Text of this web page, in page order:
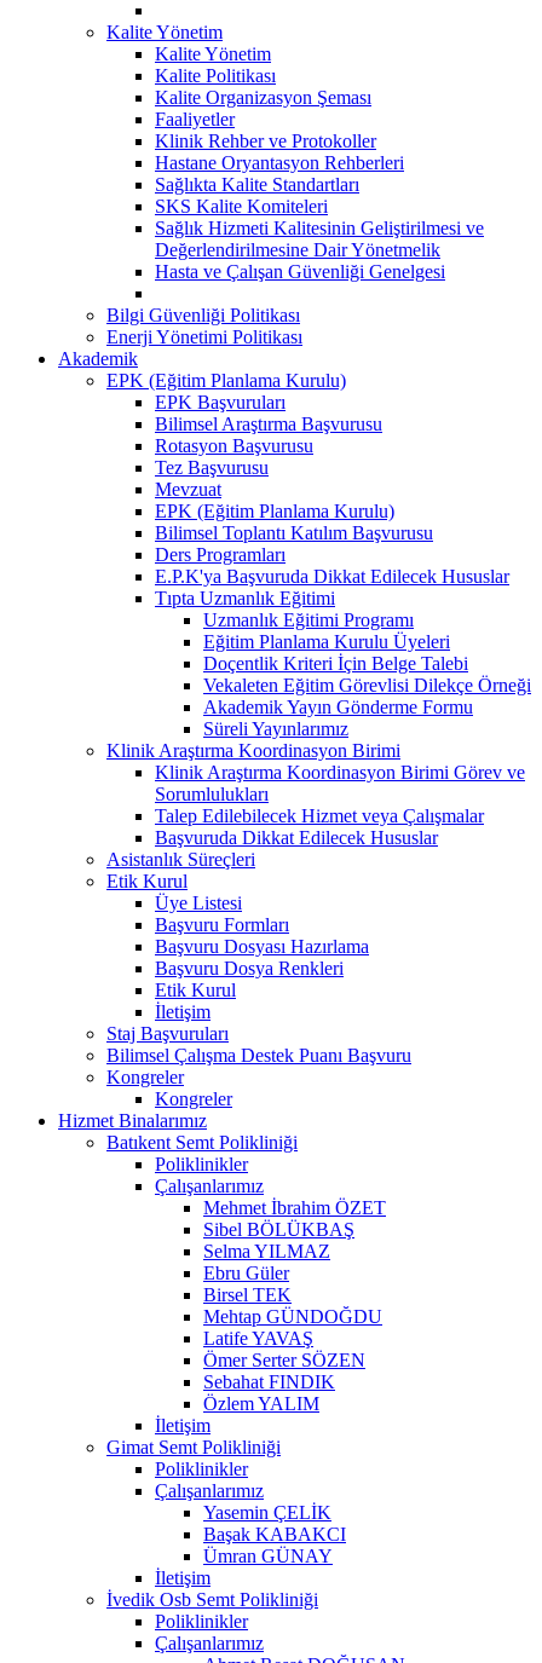
Kalite Yönetim
Kalite Yönetim
Kalite Politikası
Kalite Organizasyon Şeması
Faaliyetler
Klinik Rehber ve Protokoller
Hastane Oryantasyon Rehberleri
Sağlıkta Kalite Standartları
SKS Kalite Komiteleri
Sağlık Hizmeti Kalitesinin Geliştirilmesi ve
Değerlendirilmesine Dair Yönetmelik
Hasta ve Çalışan Güvenliği Genelgesi
Bilgi Güvenliği Politikası
Enerji Yönetimi Politikası
Akademik
EPK (Eğitim Planlama Kurulu)
EPK Başvuruları
Bilimsel Araştırma Başvurusu
Rotasyon Başvurusu
Tez Başvurusu
Mevzuat
EPK (Eğitim Planlama Kurulu)
Bilimsel Toplantı Katılım Başvurusu
Ders Programları
E.P.K'ya Başvuruda Dikkat Edilecek Hususlar
Tıpta Uzmanlık Eğitimi
Uzmanlık Eğitimi Programı
Eğitim Planlama Kurulu Üyeleri
Doçentlik Kriteri İçin Belge Talebi
Vekaleten Eğitim Görevlisi Dilekçe Örneği
Akademik Yayın Gönderme Formu
Süreli Yayınlarımız
Klinik Araştırma Koordinasyon Birimi
Klinik Araştırma Koordinasyon Birimi Görev ve
Sorumlulukları
Talep Edilebilecek Hizmet veya Çalışmalar
Başvuruda Dikkat Edilecek Hususlar
Asistanlık Süreçleri
Etik Kurul
Üye Listesi
Başvuru Formları
Başvuru Dosyası Hazırlama
Başvuru Dosya Renkleri
Etik Kurul
İletişim
Staj Başvuruları
Bilimsel Çalışma Destek Puanı Başvuru
Kongreler
Kongreler
Hizmet Binalarımız
Batıkent Semt Polikliniği
Poliklinikler
Çalışanlarımız
Mehmet İbrahim ÖZET
Sibel BÖLÜKBAŞ
Selma YILMAZ
Ebru Güler
Birsel TEK
Mehtap GÜNDOĞDU
Latife YAVAŞ
Ömer Serter SÖZEN
Sebahat FINDIK
Özlem YALIM
İletişim
Gimat Semt Polikliniği
Poliklinikler
Çalışanlarımız
Yasemin ÇELİK
Başak KABAKCI
Ümran GÜNAY
İletişim
İvedik Osb Semt Polikliniği
Poliklinikler
Çalışanlarımız